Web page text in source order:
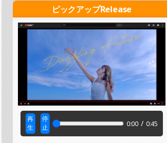
ピックアップRelease
再
生
停
止
0:00 / 0:45